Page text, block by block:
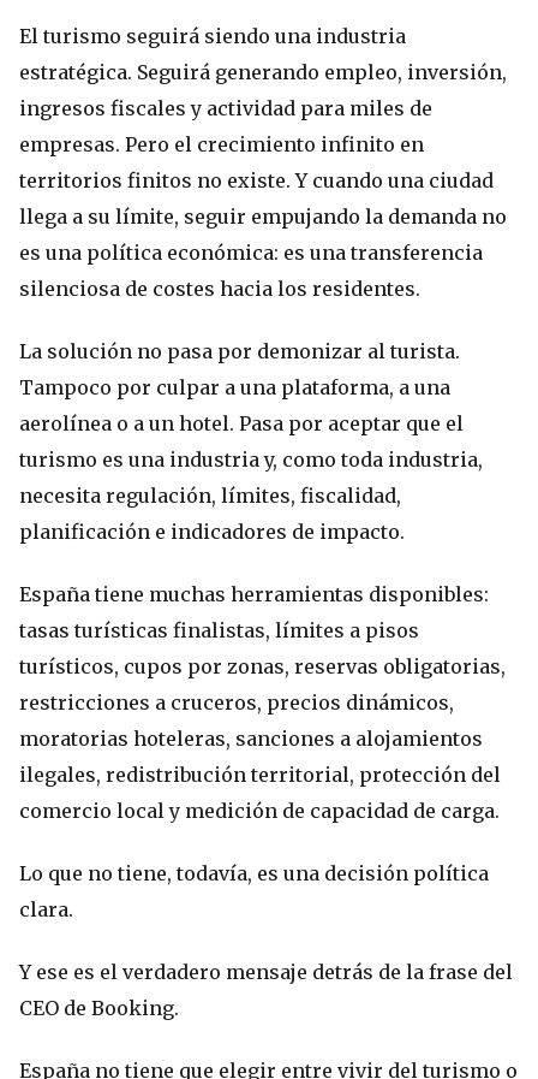
El turismo seguirá siendo una industria
estratégica. Seguirá generando empleo, inversión,
ingresos fiscales y actividad para miles de
empresas. Pero el crecimiento infinito en
territorios finitos no existe. Y cuando una ciudad
llega a su límite, seguir empujando la demanda no
es una política económica: es una transferencia
silenciosa de costes hacia los residentes.
La solución no pasa por demonizar al turista.
Tampoco por culpar a una plataforma, a una
aerolínea o a un hotel. Pasa por aceptar que el
turismo es una industria y, como toda industria,
necesita regulación, límites, fiscalidad,
planificación e indicadores de impacto.
España tiene muchas herramientas disponibles:
tasas turísticas finalistas, límites a pisos
turísticos, cupos por zonas, reservas obligatorias,
restricciones a cruceros, precios dinámicos,
moratorias hoteleras, sanciones a alojamientos
ilegales, redistribución territorial, protección del
comercio local y medición de capacidad de carga.
Lo que no tiene, todavía, es una decisión política
clara.
Y ese es el verdadero mensaje detrás de la frase del
CEO de Booking.
España no tiene que elegir entre vivir del turismo o